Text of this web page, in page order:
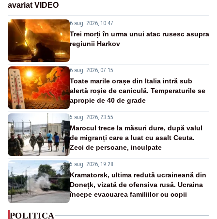
avariat VIDEO
6 aug. 2026, 10:47
Trei morți în urma unui atac rusesc asupra
regiunii Harkov
6 aug. 2026, 07:15
Toate marile orașe din Italia intră sub
alertă roșie de caniculă. Temperaturile se
apropie de 40 de grade
5 aug. 2026, 23:55
Marocul trece la măsuri dure, după valul
de migranți care a luat cu asalt Ceuta.
Zeci de persoane, inculpate
5 aug. 2026, 19:28
Kramatorsk, ultima redută ucraineană din
Donețk, vizată de ofensiva rusă. Ucraina
începe evacuarea familiilor cu copii
POLITICA